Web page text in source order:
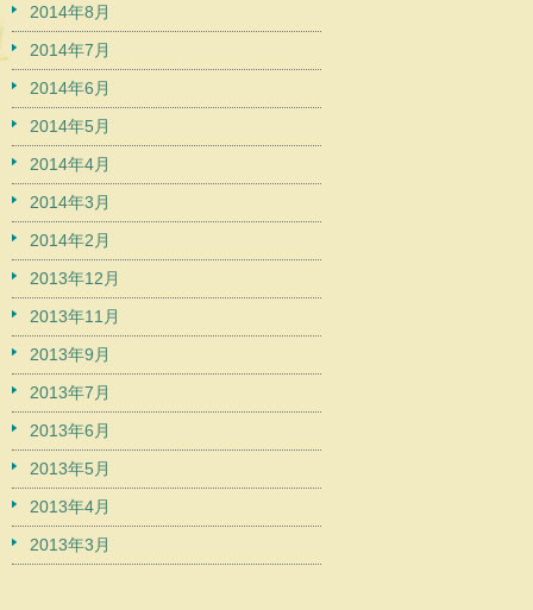
2014年8月
2014年7月
2014年6月
2014年5月
2014年4月
2014年3月
2014年2月
2013年12月
2013年11月
2013年9月
2013年7月
2013年6月
2013年5月
2013年4月
2013年3月